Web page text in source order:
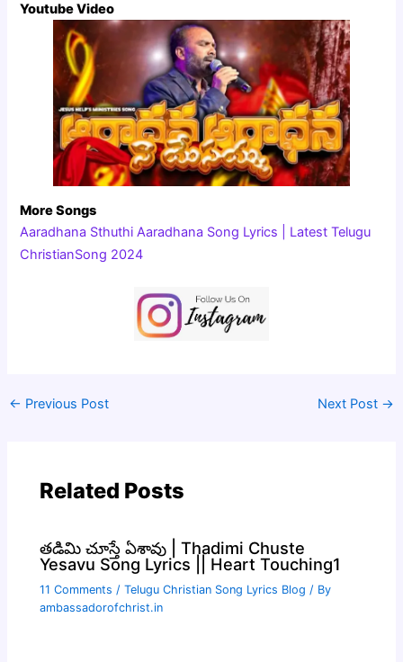
Youtube Video
More Songs
Aaradhana Sthuthi Aaradhana Song Lyrics | Latest Telugu
ChristianSong 2024
← Previous Post Next Post →
Related Posts
తడిమి చూస్తే ఏశావు | Thadimi Chuste
Yesavu Song Lyrics || Heart Touching1
11 Comments /Telugu Christian Song Lyrics Blog / By
ambassadorofchrist.in